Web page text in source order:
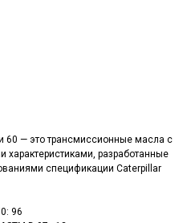
60 — это трансмиссионные масла с
разработанные
спецификации Caterpillar
96